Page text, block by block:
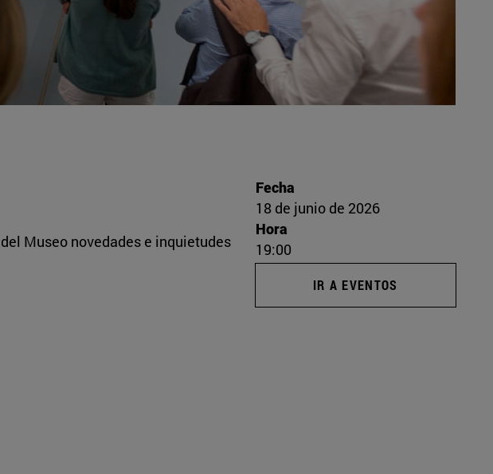
Museo novedades e inquietudes
Fecha
18 de junio de 2026
Hora
19:00
IR A EVENTOS